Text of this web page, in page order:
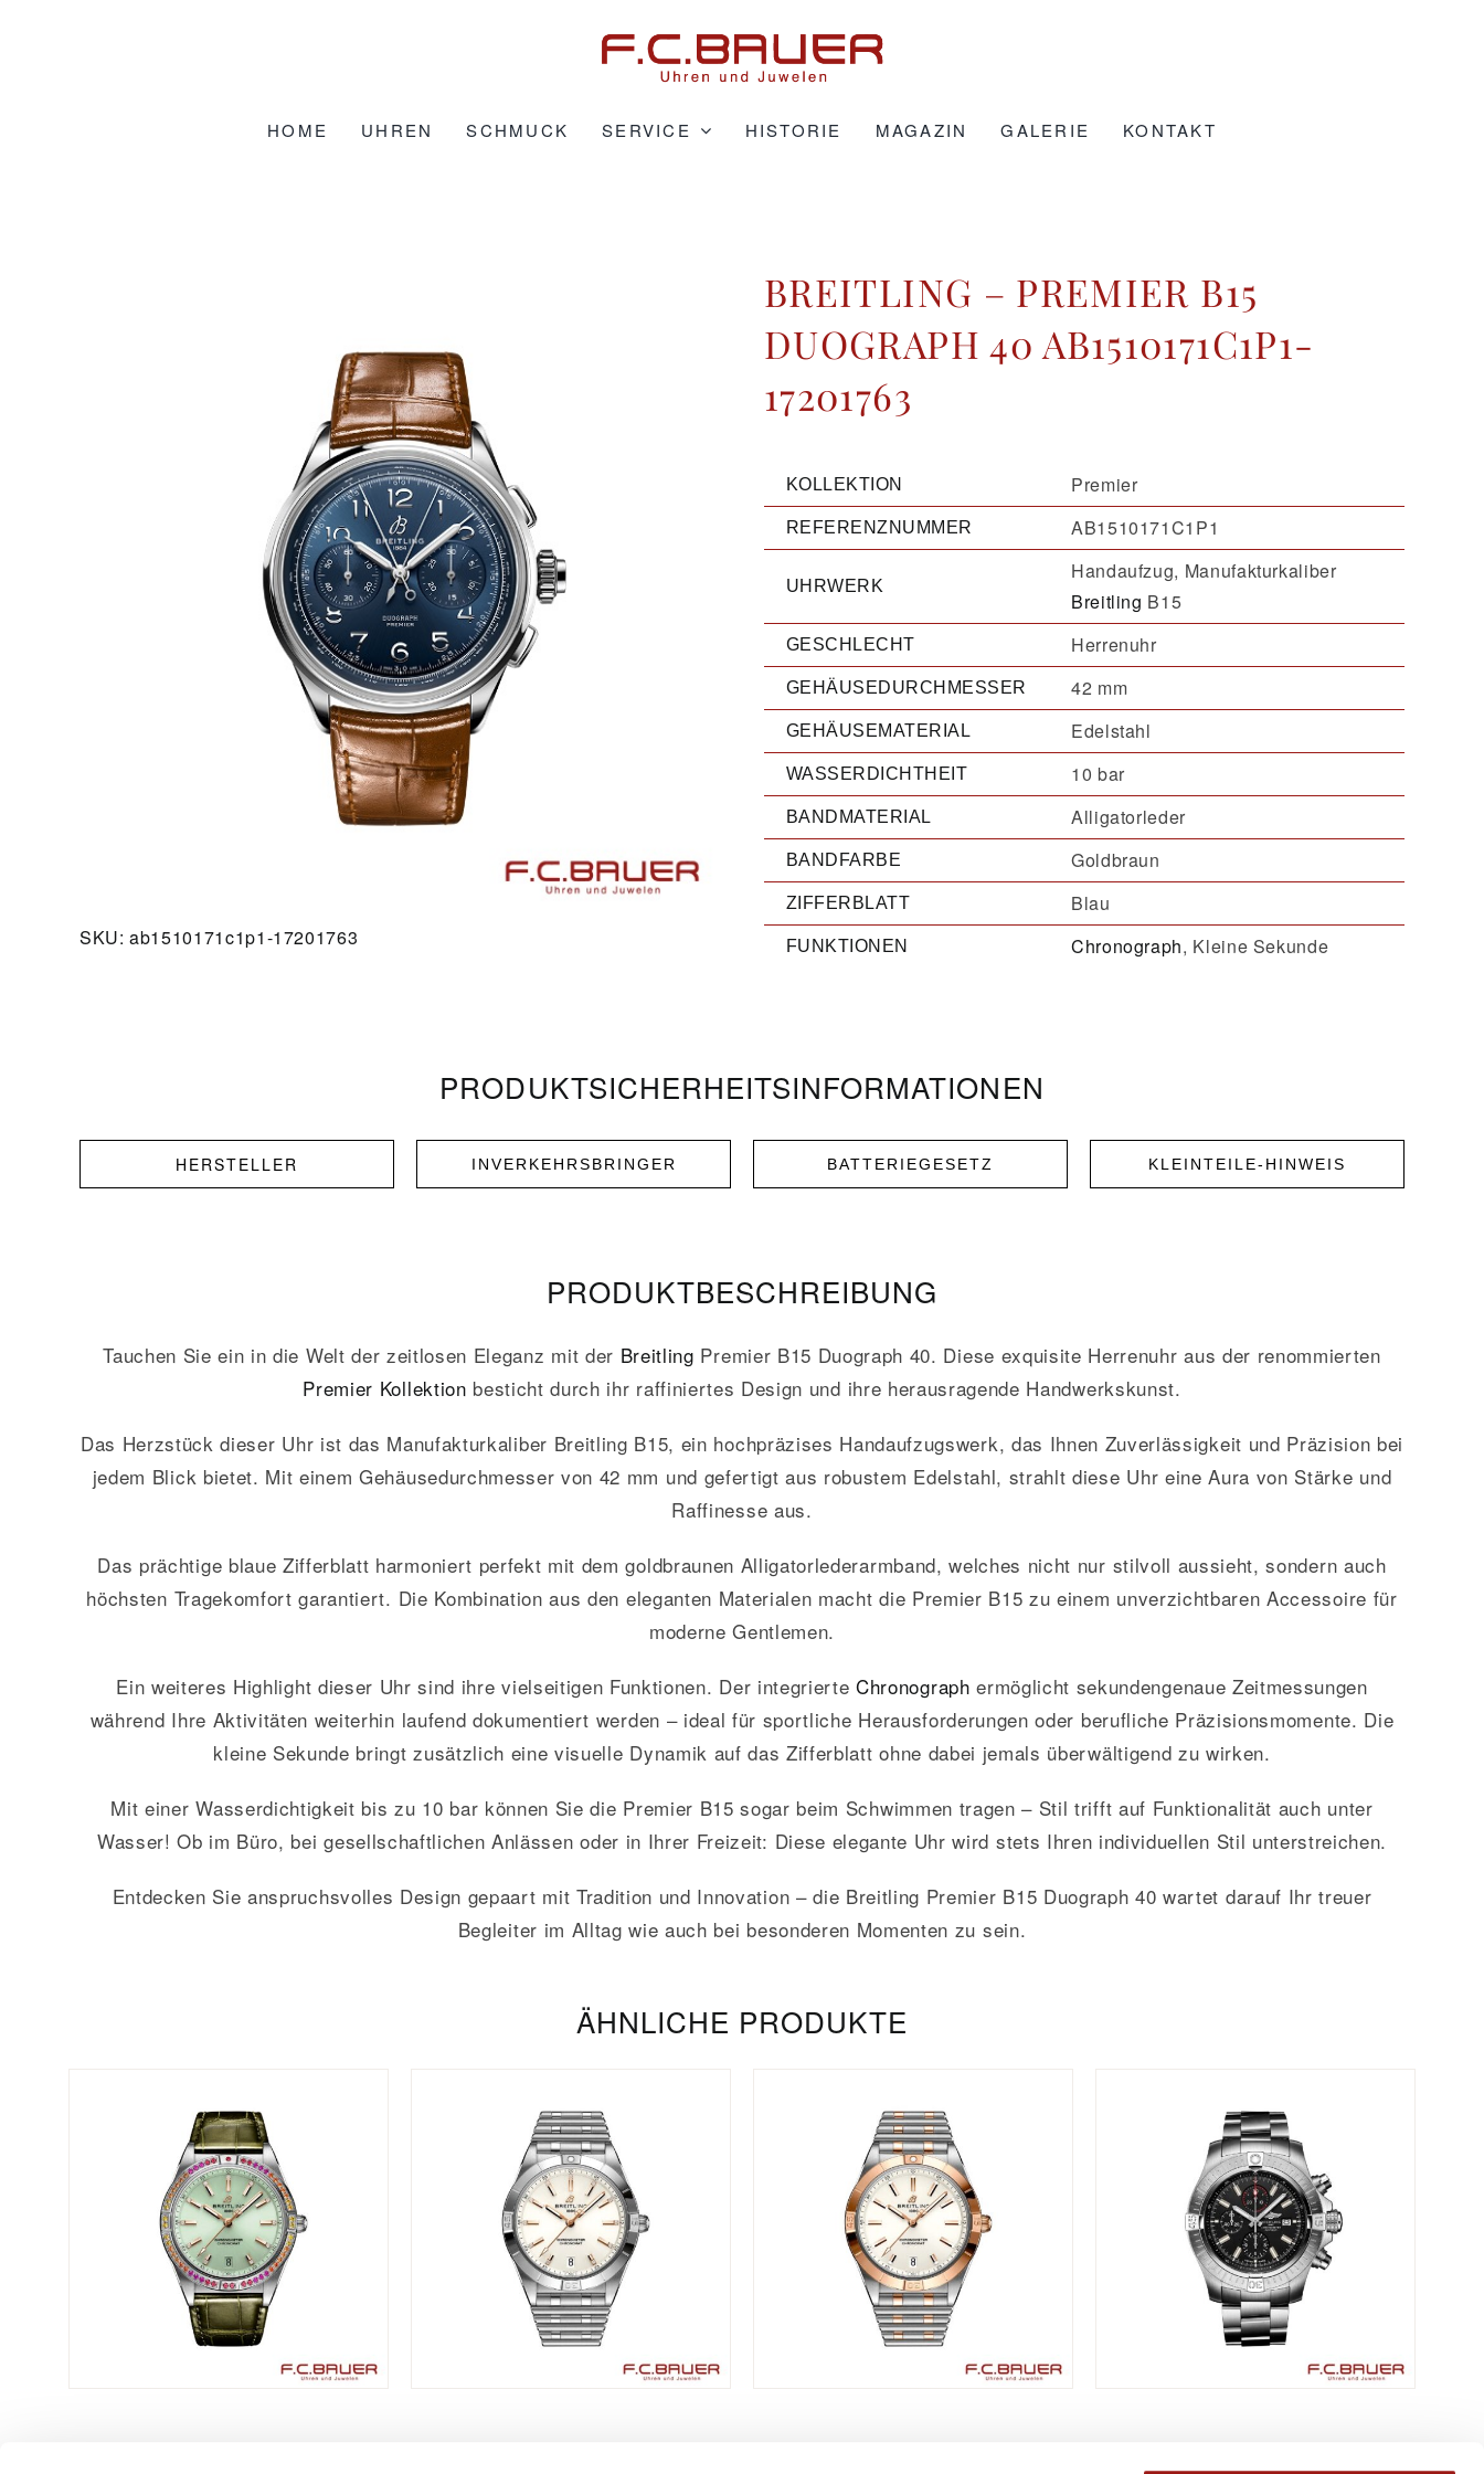
HOME UHREN SCHMUCK SERVICE HISTORIE MAGAZIN GALERIE KONTAKT
SKU:ab1510171c1p1-17201763
BREITLING – PREMIER B15
DUOGRAPH 40 AB1510171C1P1-
17201763
KOLLEKTION Premier
REFERENZNUMMER AB1510171C1P1
UHRWERK
Handaufzug, Manufakturkaliber
Breitling B15
GESCHLECHT Herrenuhr
GEHÄUSEDURCHMESSER 42 mm
GEHÄUSEMATERIAL Edelstahl
WASSERDICHTHEIT 10 bar
BANDMATERIAL Alligatorleder
BANDFARBE Goldbraun
ZIFFERBLATT Blau
FUNKTIONEN Chronograph, Kleine Sekunde
PRODUKT­­SICHERHEITS­INFORMATIONEN
HERSTELLER INVERKEHRSBRINGER BATTERIEGESETZ KLEINTEILE-HINWEIS
PRODUKT­­BESCHREIBUNG
Tauchen Sie ein in die Welt der zeitlosen Eleganz mit der Breitling Premier B15 Duograph 40. Diese exquisite Herrenuhr aus der renommierten
Premier Kollektion besticht durch ihr raffiniertes Design und ihre herausragende Handwerkskunst.
Das Herzstück dieser Uhr ist das Manufakturkaliber Breitling B15, ein hochpräzises Handaufzugswerk, das Ihnen Zuverlässigkeit und Präzision bei
jedem Blick bietet. Mit einem Gehäusedurchmesser von 42 mm und gefertigt aus robustem Edelstahl, strahlt diese Uhr eine Aura von Stärke und
Raffinesse aus.
Das prächtige blaue Zifferblatt harmoniert perfekt mit dem goldbraunen Alligatorlederarmband, welches nicht nur stilvoll aussieht, sondern auch
höchsten Tragekomfort garantiert. Die Kombination aus den eleganten Materialen macht die Premier B15 zu einem unverzichtbaren Accessoire für
moderne Gentlemen.
Ein weiteres Highlight dieser Uhr sind ihre vielseitigen Funktionen. Der integrierteChronograph ermöglicht sekundengenaue Zeitmessungen
während Ihre Aktivitäten weiterhin laufend dokumentiert werden – ideal für sportliche Herausforderungen oder berufliche Präzisionsmomente. Die
kleine Sekunde bringt zusätzlich eine visuelle Dynamik auf das Zifferblatt ohne dabei jemals überwältigend zu wirken.
Mit einer Wasserdichtigkeit bis zu 10 bar können Sie die Premier B15 sogar beim Schwimmen tragen – Stil trifft auf Funktionalität auch unter
Wasser! Ob im Büro, bei gesellschaftlichen Anlässen oder in Ihrer Freizeit: Diese elegante Uhr wird stets Ihren individuellen Stil unterstreichen.
Entdecken Sie anspruchsvolles Design gepaart mit Tradition und Innovation – die Breitling Premier B15 Duograph 40 wartet darauf Ihr treuer
Begleiter im Alltag wie auch bei besonderen Momenten zu sein.
ÄHNLICHE PRODUKTE